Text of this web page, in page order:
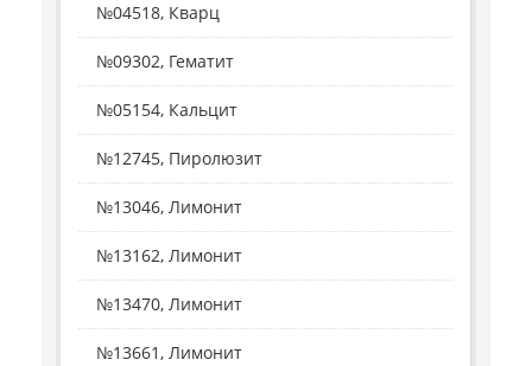
№04518, Кварц
№09302, Гематит
№05154, Кальцит
№12745, Пиролюзит
№13046, Лимонит
№13162, Лимонит
№13470, Лимонит
№13661, Лимонит